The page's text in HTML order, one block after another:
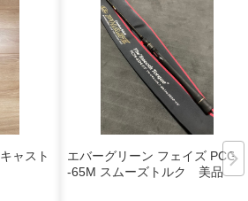
ャスト
エバーグリーン フェイズ PCGS
-65M スムーズトルク 美品